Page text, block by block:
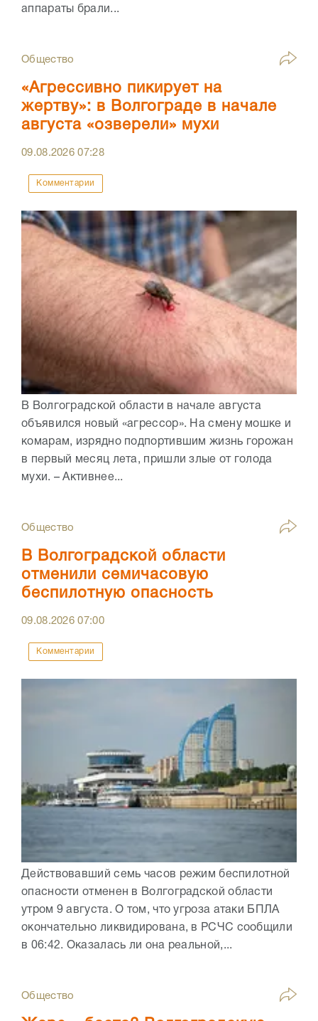
аппараты брали...
Общество
«Агрессивно пикирует на
жертву»: в Волгограде в начале
августа «озверели» мухи
09.08.202607:28
Комментарии
В Волгоградской области в начале августа
объявился новый «агрессор». На смену мошке и
комарам, изрядно подпортившим жизнь горожан
в первый месяц лета, пришли злые от голода
мухи. – Активнее...
Общество
В Волгоградской области
отменили семичасовую
беспилотную опасность
09.08.202607:00
Комментарии
Действовавший семь часов режим беспилотной
опасности отменен в Волгоградской области
утром 9 августа. О том, что угроза атаки БПЛА
окончательно ликвидирована, в РСЧС сообщили
в 06:42. Оказалась ли она реальной,...
Общество